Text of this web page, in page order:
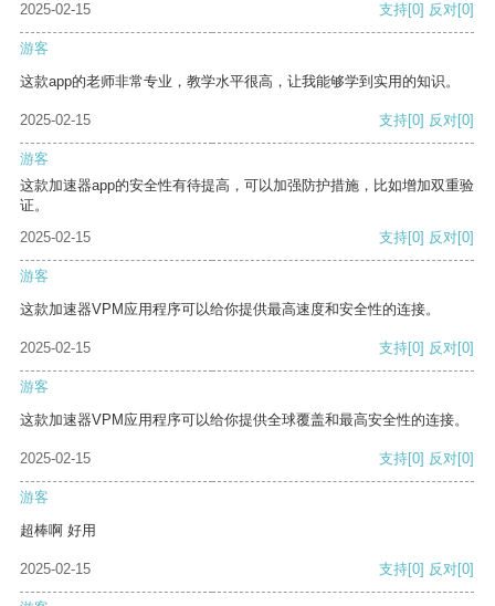
2025-02-15 支持[0] 反对[0]
游客
这款app的老师非常专业，教学水平很高，让我能够学到实用的知识。
2025-02-15 支持[0] 反对[0]
游客
这款加速器app的安全性有待提高，可以加强防护措施，比如增加双重验
证。
2025-02-15
支持[0] 反对[0]
游客
这款加速器VPM应用程序可以给你提供最高速度和安全性的连接。
2025-02-15 支持[0] 反对[0]
游客
这款加速器VPM应用程序可以给你提供全球覆盖和最高安全性的连接。
2025-02-15 支持[0] 反对[0]
游客
超棒啊 好用
2025-02-15 支持[0] 反对[0]